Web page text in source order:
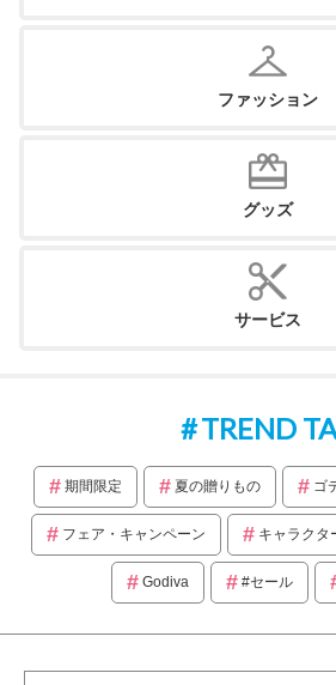
ファッション
グッズ
サービス
TREND
期間限定 夏の贈りもの ゴ
フェア・キャンペーン キャラクタ
Godiva #セール